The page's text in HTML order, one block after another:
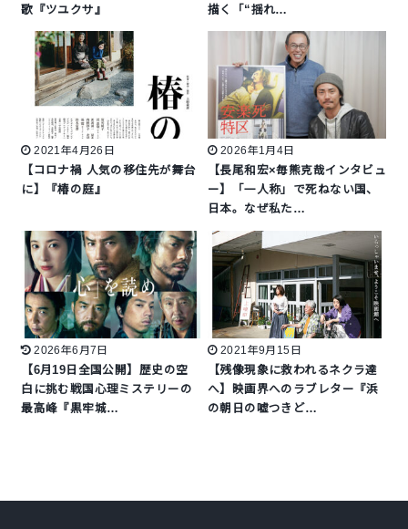
歌『ツユクサ』
描く「“揺れ…
2021年4月26日
【コロナ禍 人気の移住先が舞台
に】『椿の庭』
2026年1月4日
【長尾和宏×毎熊克哉インタビュ
ー】「一人称」で死ねない国、
日本。なぜ私た…
2026年6月7日
【6月19日全国公開】歴史の空
白に挑む戦国心理ミステリーの
最高峰『黒牢城…
2021年9月15日
【残像現象に救われるネクラ達
へ】映画界へのラブレター『浜
の朝日の嘘つきど…